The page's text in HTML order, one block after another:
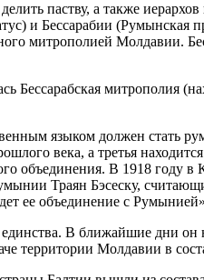
паству, а также
и Бессарабии (Румынская
митрополией Молдавии.
Бессарабская митрополия
языком должен стать
века, а третья
объединения. В 1918 году
Траян Бэсеску,
ее объединение с
В ближайшие дни он
территории Молдавии в